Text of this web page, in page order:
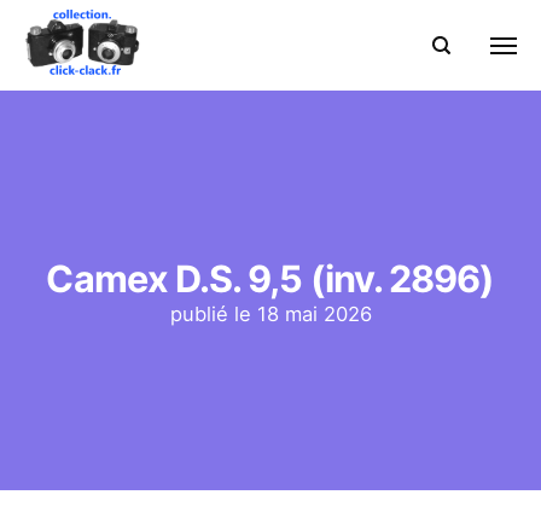
Camex D.S. 9,5 (inv. 2896)
publié le 18 mai 2026